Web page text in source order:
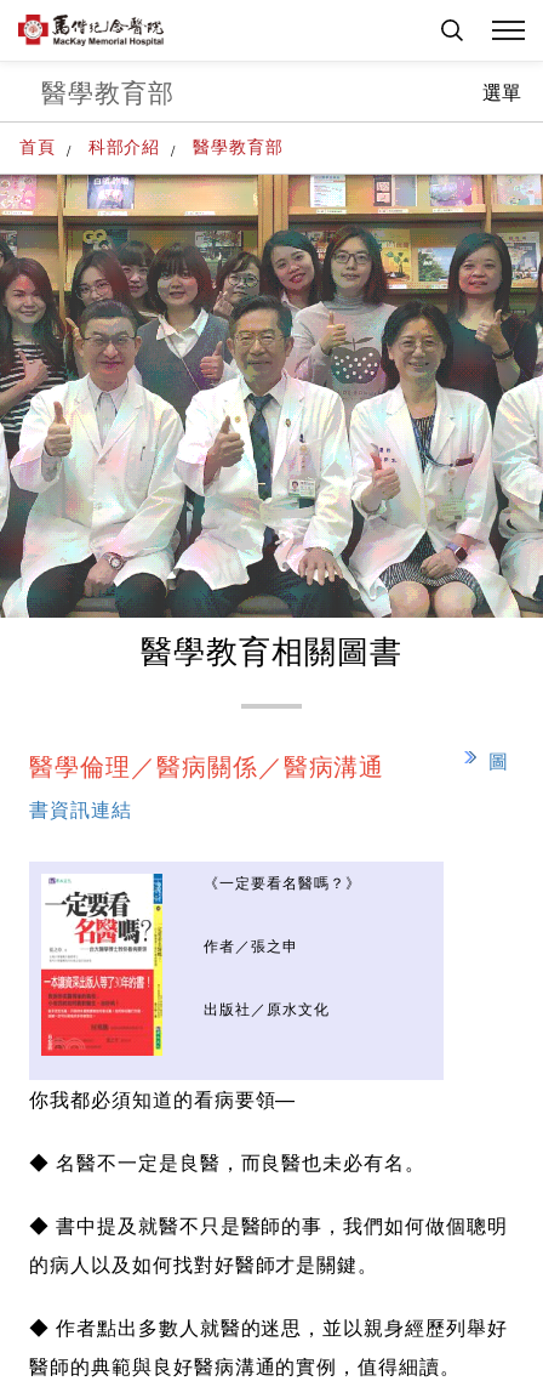
首頁 科部介紹 醫學教育部
醫學教育部 選單
醫學教育相關圖書
醫學倫理／醫病關係／醫病溝通
圖
書資訊連結
《一定要看名醫嗎？》
作者／張之申
出版社／原水文化
你我都必須知道的看病要領—
◆ 名醫不一定是良醫，而良醫也未必有名。
◆ 書中提及就醫不只是醫師的事，我們如何做個聰明
的病人以及如何找對好醫師才是關鍵。
◆ 作者點出多數人就醫的迷思，並以親身經歷列舉好
醫師的典範與良好醫病溝通的實例，值得細讀。